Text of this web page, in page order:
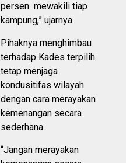
persen mewakili tiap
kampung,” ujarnya.
Pihaknya menghimbau
terhadap Kades terpilih
tetap menjaga
kondusitifas wilayah
dengan cara merayakan
kemenangan secara
sederhana.
“Jangan merayakan